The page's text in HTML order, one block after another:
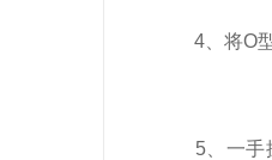
4、将Ο型
5、一手握